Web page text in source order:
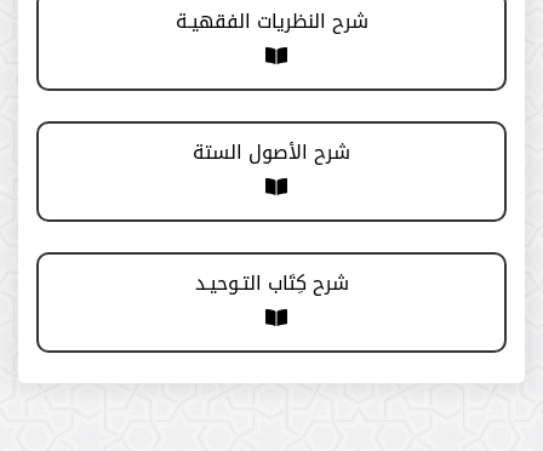
الدورة (19)
الدورة (17)
الخامسة عشرة
شرح النظريات الفقهيـة
شرح الأصول الستة
شرح كِتَاب التـوحيـد